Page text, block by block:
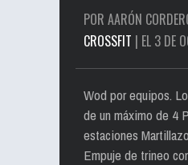
POR AARÓN
CROSSFIT | EL 3 DE
Wod por equipos.
de un máximo de 4
estaciones
Empuje de trineo